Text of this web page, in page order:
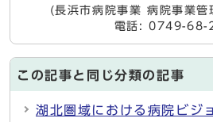
(長浜市病院事業 病院事業管
電話: 0749-68-
この記事と同じ分類の記事
湖北圏域における病院ビジ